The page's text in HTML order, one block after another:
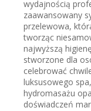
wydajnością
zaawansowany
przelewowa,
tworząc
najwyższą
stworzone dla
celebrować
luksusowego
hydromasażu
doświadczeń